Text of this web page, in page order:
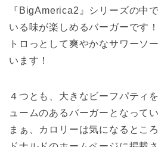
『BigAmerica2』シリーズの中
いる味が楽しめるバーガーです！
トロっとして爽やかなサワーソ
います！
４つとも、大きなビーフパティ
ュームのあるバーガーとなって
まぁ、カロリーは気になるとこ